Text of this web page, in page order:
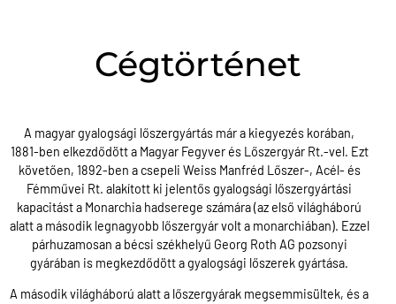
Cégtörténet
A magyar gyalogsági lőszergyártás már a kiegyezés korában,
1881-ben elkezdődött a Magyar Fegyver és Lőszergyár Rt.-vel. Ezt
követően, 1892-ben a csepeli Weiss Manfréd Lőszer-, Acél- és
Fémművei Rt. alakított ki jelentős gyalogsági lőszergyártási
kapacitást a Monarchia hadserege számára (az első világháború
alatt a második legnagyobb lőszergyár volt a monarchiában). Ezzel
párhuzamosan a bécsi székhelyű Georg Roth AG pozsonyi
gyárában is megkezdődött a gyalogsági lőszerek gyártása.
A második világháború alatt a lőszergyárak megsemmisültek, és a